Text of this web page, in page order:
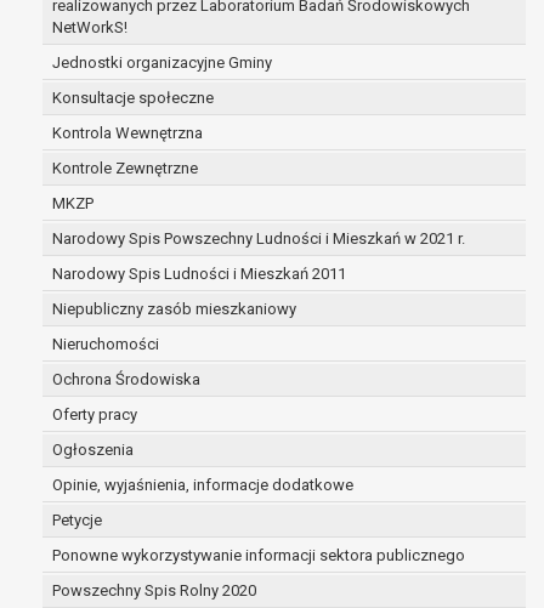
realizowanych przez Laboratorium Badań Środowiskowych
NetWorkS!
Jednostki organizacyjne Gminy
Konsultacje społeczne
Kontrola Wewnętrzna
Kontrole Zewnętrzne
MKZP
Narodowy Spis Powszechny Ludności i Mieszkań w 2021 r.
Narodowy Spis Ludności i Mieszkań 2011
Niepubliczny zasób mieszkaniowy
Nieruchomości
Ochrona Środowiska
Oferty pracy
Ogłoszenia
Opinie, wyjaśnienia, informacje dodatkowe
Petycje
Ponowne wykorzystywanie informacji sektora publicznego
Powszechny Spis Rolny 2020
danych po zakończeniu i rozliczeniu umowy, do
czasu wycofania tej zgody.
Ponadto w przypadku umów o dofinansowanie
dane osobowe od momentu pozyskania
przechowywane są przez okres wynikający z
umowy o dofinansowanie zawartej między
beneficjentem a określoną instytucją, trwałości
danego projektu i konieczności zachowania
dokumentacji projektu do celów kontrolnych.
W związku z przetwarzaniem przez
administratora danych osobowych przysługuje
Pani/Panu:
prawo dostępu do treści danych oraz
otrzymywania ich kopii na podstawie art. 15
RODO;
podstawie art. 16 RODO,
dane są nieprawidłowe lub
prawo do żądania usunięcia danych
osobowych (tzw. prawo do bycia
zapomnianym) na podstawie art. 17 RODO,